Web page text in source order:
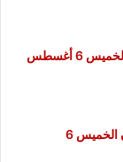
6 أغسطس
توقعات الأبراج: برج السرطان الخميس 6